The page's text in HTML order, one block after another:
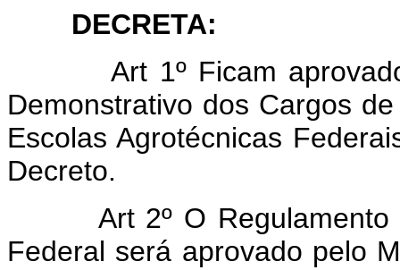
DECRETA:
Art 1º Ficam aprovados
Demonstrativo dos Cargos
Escolas Agrotécnicas
Decreto.
Art 2º O Regulamento
Federal será aprovado pelo